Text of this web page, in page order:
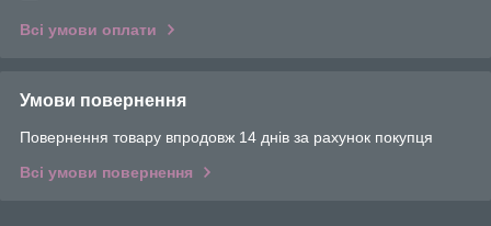
Всі умови оплати
Умови повернення
Повернення товару впродовж 14 днів за рахунок покупця
Всі умови повернення